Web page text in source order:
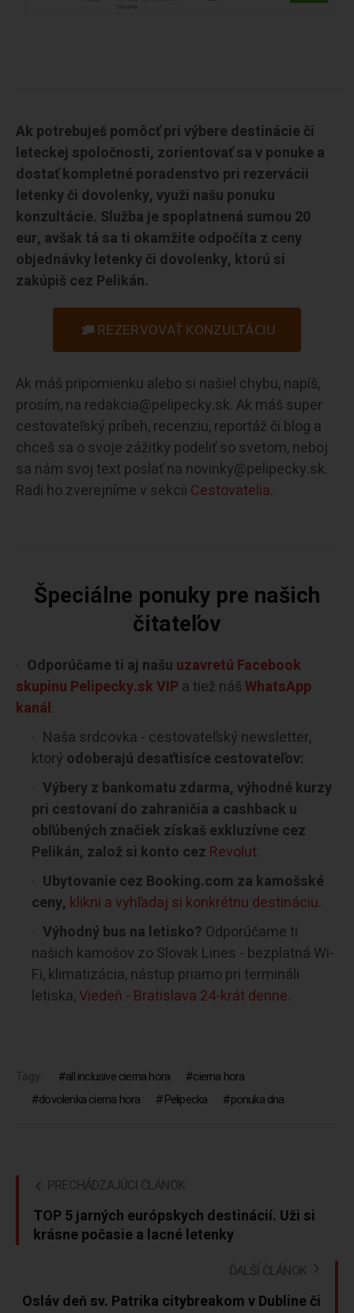
Ak potrebuješ pomôcť pri výbere destinácie či
leteckej spoločnosti, zorientovať sa v ponuke a
dostať kompletné poradenstvo pri rezervácii
letenky či dovolenky, využi našu ponuku
konzultácie. Služba je spoplatnená sumou 20
eur, avšak tá sa ti okamžite odpočíta z ceny
objednávky letenky či dovolenky, ktorú si
zakúpiš cez Pelikán.
REZERVOVAŤ KONZULTÁCIU
Ak máš pripomienku alebo si našiel chybu, napíš,
prosím, na redakcia@pelipecky.sk. Ak máš super
cestovateľský príbeh, recenziu, reportáž či blog a
chceš sa o svoje zážitky podeliť so svetom, neboj
sa nám svoj text poslať na novinky@pelipecky.sk.
Radi ho zverejníme v sekcii Cestovatelia.
Špeciálne ponuky pre našich
čitateľov
Odporúčame ti aj našu uzavretú Facebook
skupinu Pelipecky.sk VIP a tiež nášWhatsApp
kanál.
Naša srdcovka - cestovateľský newsletter,
ktorý odoberajú desaťtisíce cestovateľov:
Výbery z bankomatu zdarma, výhodné kurzy
pri cestovaní do zahraničia a cashback u
obľúbených značiek získaš exkluzívne cez
Pelikán, založ si konto cez Revolut.
Ubytovanie cez Booking.com za kamošské
ceny, klikni a vyhľadaj si konkrétnu destináciu.
Výhodný bus na letisko? Odporúčame ti
našich kamošov zo Slovak Lines - bezplatná Wi-
Fi, klimatizácia, nástup priamo pri termináli
letiska,Viedeň - Bratislava 24-krát denne.
Tagy: all inclusive cierna hora
cierna hora
dovolenka cierna hora
Pelipecka ponuka dna
PRECHÁDZAJÚCI ČLÁNOK
TOP 5 jarných európskych destinácií. Uži si
krásne počasie a lacné letenky
ĎALŠÍ ČLÁNOK
Osláv deň sv. Patrika citybreakom v Dubline či